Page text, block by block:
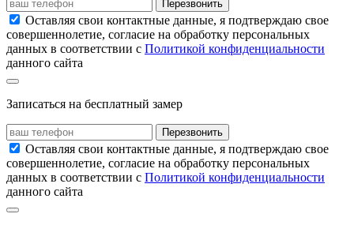
Перезвонить
Оставляя свои контактные данные, я подтверждаю свое
совершеннолетие, согласие на обработку персональных
данных в соответствии с Политикой конфиденциальности
данного сайта
Записаться на бесплатный замер
Перезвонить
Оставляя свои контактные данные, я подтверждаю свое
совершеннолетие, согласие на обработку персональных
данных в соответствии с Политикой конфиденциальности
данного сайта